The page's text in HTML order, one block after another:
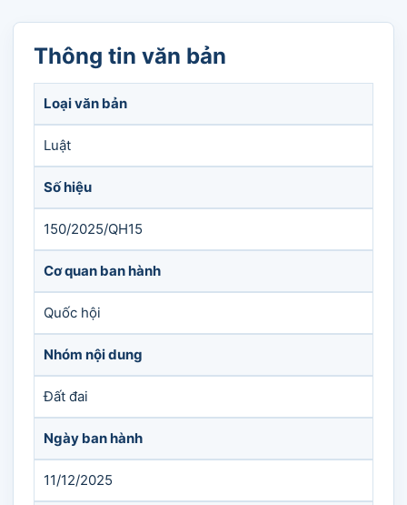
Thông tin văn bản
Loại văn bản
Luật
Số hiệu
150/2025/QH15
Cơ quan ban hành
Quốc hội
Nhóm nội dung
Đất đai
Ngày ban hành
11/12/2025